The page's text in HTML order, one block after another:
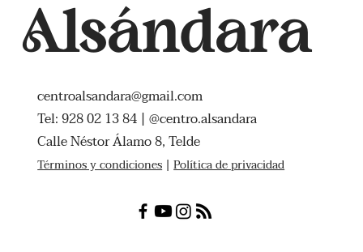
Alsándara
centroalsandara@gmail.com
Tel: 928 02 13 84 | @centro.alsandara
Calle Néstor Álamo 8, Telde
Términos y condiciones |Política de privacidad